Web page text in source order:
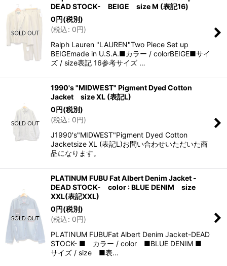
DEAD STOCK- BEIGE size M (表記16)
0円(税別)
(税込: 0円)
Ralph Lauren "LAUREN"Two Piece Set up
BEIGEmade in U.S.A.■カラー / colorBEIGE■サイ
ズ / size表記 16参考サイズ …
1990's "MIDWEST" Pigment Dyed Cotton
Jacket size XL (表記L)
0円(税別)
(税込: 0円)
J1990's"MIDWEST"Pigment Dyed Cotton
Jacketsize XL (表記L)お問い合わせいただいた商
品になります。
PLATINUM FUBU Fat Albert Denim Jacket -
DEAD STOCK- color : BLUE DENIM size
XXL(表記XXL)
0円(税別)
(税込: 0円)
PLATINUM FUBUFat Albert Denim Jacket-DEAD
STOCK- ■ カラー / color ■BLUE DENIM ■
サイズ / size ■表…